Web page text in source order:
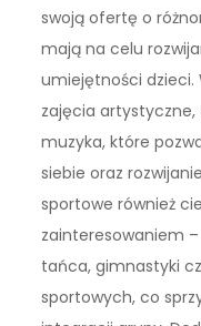
swoją ofertę o
mają na celu
umiejętności dzieci.
zajęcia
muzyka, które
siebie oraz
sportowe również
zainteresowaniem
tańca, gimnastyki
sportowych, co